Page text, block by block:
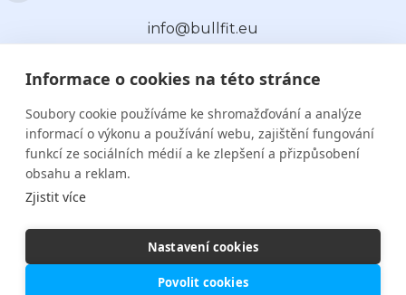
Informace o cookies na této stránce
Soubory cookie používáme ke shromažďování a analýze
informací o výkonu a používání webu, zajištění fungování
funkcí ze sociálních médií a ke zlepšení a přizpůsobení
obsahu a reklam.
Zjistit více
Nastavení cookies
Povolit cookies
info@bullfit.eu